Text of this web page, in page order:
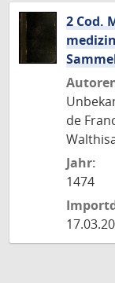
2 Cod.
de
Jahr:
1474